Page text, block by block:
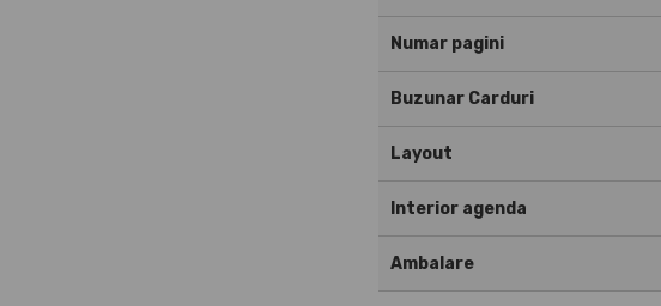
Numar pagini
Buzunar Carduri
Layout
Interior agenda
Ambalare